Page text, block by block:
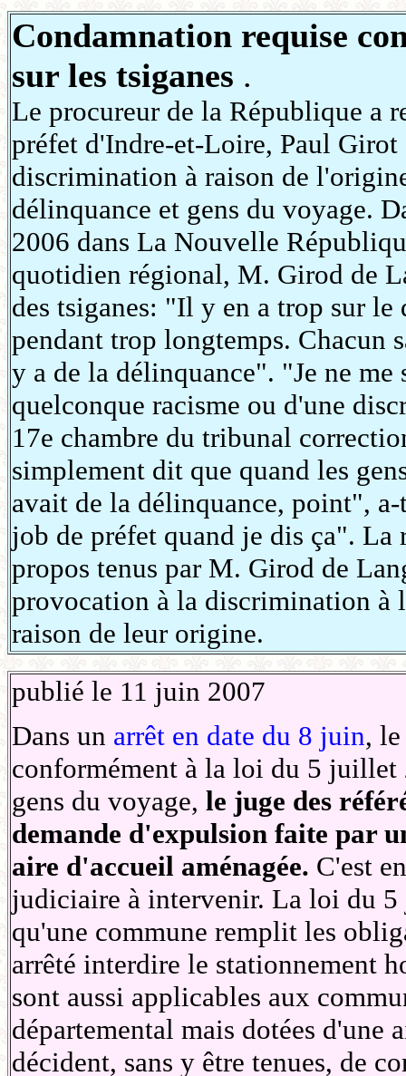
Condamnation requise
sur les tsiganes .
Le procureur de la République a
préfet d'Indre-et-Loire, Paul
discrimination à raison de
délinquance et gens du voyage.
2006 dans La Nouvelle
quotidien régional, M. Girod de
des tsiganes: "Il y en a trop sur
pendant trop longtemps. Chacun
y a de la délinquance". "Je ne me
quelconque racisme ou d'une
17e chambre du tribunal
simplement dit que quand les
avait de la délinquance, point",
job de préfet quand je dis ça". La
propos tenus par M. Girod de
provocation à la discrimination à
raison de leur origine.
publié le 11 juin 2007
Dans un arrêt en date du 8 juin,
conformément à la loi du 5
gens du voyage, le juge des
demande d'expulsion faite par
aire d'accueil aménagée. C'est
judiciaire à intervenir. La loi du 5
qu'une commune remplit les
arrêté interdire le stationnement
sont aussi applicables aux
départemental mais dotées d'une
décident, sans y être tenues, de